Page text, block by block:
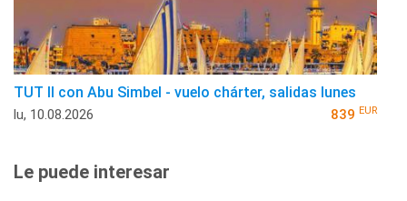
TUT II con Abu Simbel - vuelo chárter, salidas lunes
lu, 10.08.2026 839 EUR
Le puede interesar